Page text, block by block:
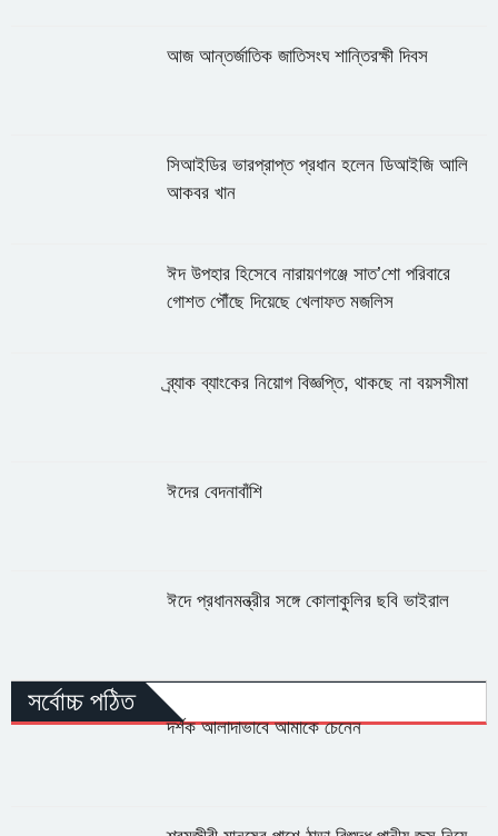
আজ আন্তর্জাতিক জাতিসংঘ শান্তিরক্ষী দিবস
সিআইডির ভারপ্রাপ্ত প্রধান হলেন ডিআইজি আলি
আকবর খান
ঈদ উপহার হিসেবে নারায়ণগঞ্জে সাত’শো পরিবারে
গোশত পৌঁছে দিয়েছে খেলাফত মজলিস
ব্র্যাক ব্যাংকের নিয়োগ বিজ্ঞপ্তি, থাকছে না বয়সসীমা
ঈদের বেদনাবাঁশি
ঈদে প্রধানমন্ত্রীর সঙ্গে কোলাকুলির ছবি ভাইরাল
সর্বোচ্চ পঠিত
দর্শক আলাদাভাবে আমাকে চেনেন